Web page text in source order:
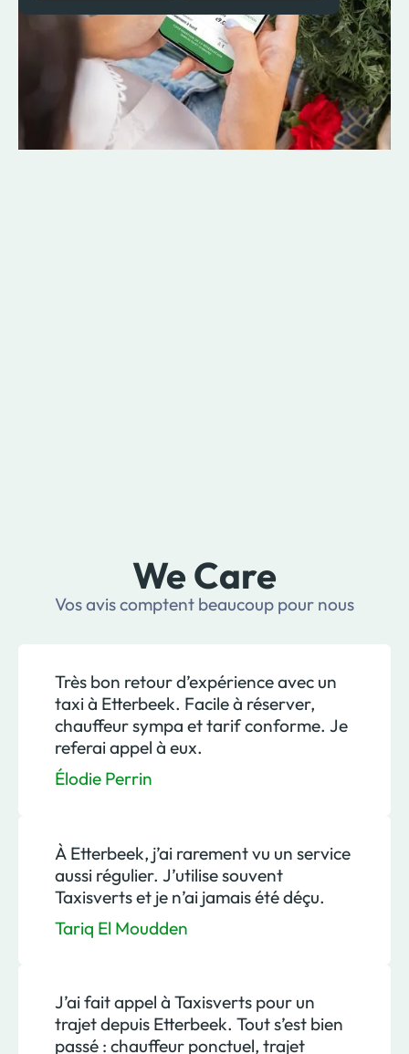
We Care
Vos avis comptent beaucoup pour nous
Très bon retour d’expérience avec un
taxi à Etterbeek. Facile à réserver,
chauffeur sympa et tarif conforme. Je
referai appel à eux.
Élodie Perrin
À Etterbeek, j’ai rarement vu un service
aussi régulier. J’utilise souvent
Taxisverts et je n’ai jamais été déçu.
Tariq El Moudden
J’ai fait appel à Taxisverts pour un
trajet depuis Etterbeek. Tout s’est bien
passé : chauffeur ponctuel, trajet